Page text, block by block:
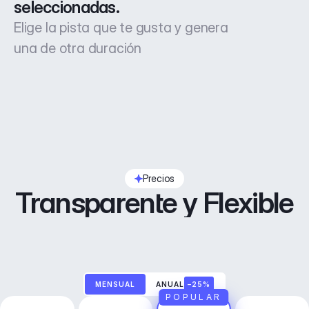
seleccionadas.
Elige la pista que te gusta y genera
una de otra duración
Precios
Transparente y Flexible
MENSUAL ANUAL –25%
POPULAR